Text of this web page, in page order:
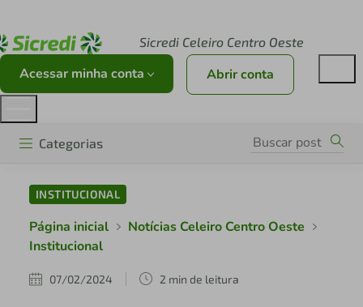
Sicredi Celeiro Centro Oeste
Acessar minha conta Abrir conta
Categorias
INSTITUCIONAL
Página inicial
Notícias Celeiro Centro Oeste
Institucional
07/02/2024 2 min de leitura